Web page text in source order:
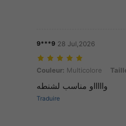
9***9 28 Jul,2026
Couleur: Multicolore, Taille:
Couleur: Multicolore
واااااو مناسب لشنطه
Traduire